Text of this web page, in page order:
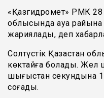
«Қазгидромет» РМК 28
облысында ауа райына
жариялады, деп
Солтүстік Қазақстан
көктайғақ болады. Жел
шығыстан секундына
соғады.